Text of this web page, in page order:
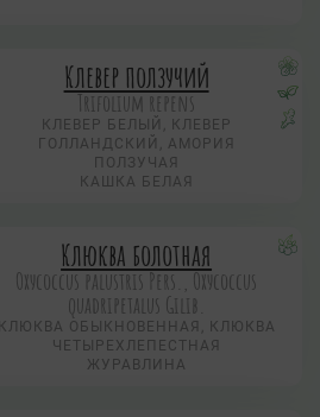
Клевер ползучий
Trifolium repens
КЛЕВЕР БЕЛЫЙ, КЛЕВЕР
ГОЛЛАНДСКИЙ, АМОРИЯ
ПОЛЗУЧАЯ
КАШКА БЕЛАЯ
Клюква болотная
Охусоccus palustris Pers., Охусоccus
quadripetalus Gilib.
КЛЮКВА ОБЫКНОВЕННАЯ, КЛЮКВА
ЧЕТЫРЕХЛЕПЕСТНАЯ
ЖУРАВЛИНА